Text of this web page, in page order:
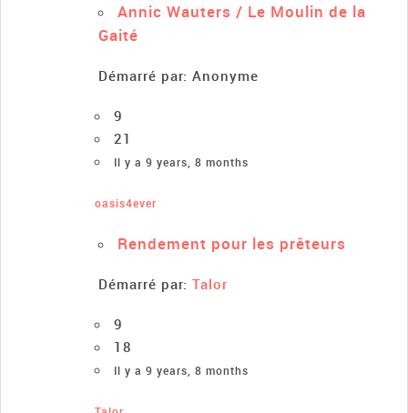
Annic Wauters / Le Moulin de la
Gaité
Démarré par: Anonyme
9
21
Il y a 9 years, 8 months
oasis4ever
Rendement pour les prêteurs
Démarré par: Talor
9
18
Il y a 9 years, 8 months